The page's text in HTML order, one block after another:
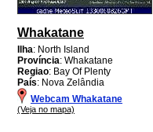
Whakatane
Ilha: North Island
Província: Whakatane
Regiao: Bay Of Plenty
País: Nova Zelândia
Webcam Whakatane
(Veja no mapa)